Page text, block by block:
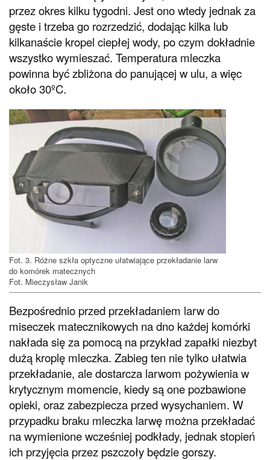
przez okres kilku tygodni. Jest ono wtedy jednak za
gęste i trzeba go rozrzedzić, dodając kilka lub
kilkanaście kropel ciepłej wody, po czym dokładnie
wszystko wymieszać. Temperatura mleczka
powinna być zbliżona do panującej w ulu, a więc
około 30ºC.
Fot. 3. Różne szkła optyczne ułatwiające przekładanie larw
do komórek matecznych
Fot. Mieczysław Janik
Bezpośrednio przed przekładaniem larw do
miseczek matecznikowych na dno każdej komórki
nakłada się za pomocą na przykład zapałki niezbyt
dużą kroplę mleczka. Zabieg ten nie tylko ułatwia
przekładanie, ale dostarcza larwom pożywienia w
krytycznym momencie, kiedy są one pozbawione
opieki, oraz zabezpiecza przed wysychaniem. W
przypadku braku mleczka larwę można przekładać
na wymienione wcześniej podkłady, jednak stopień
ich przyjęcia przez pszczoły będzie gorszy.